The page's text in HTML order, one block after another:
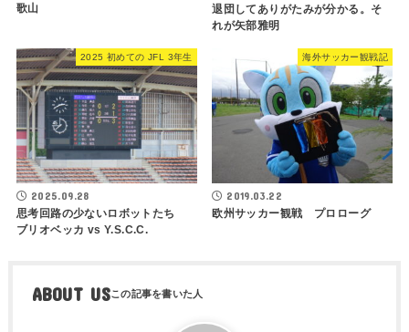
歌山
退団してありがたみが分かる。そ
れが矢部雅明
2025 初めての JFL 3年生
2025.09.28
思考回路の少ないロボットたち
ブリオベッカ vs Y.S.C.C.
海外サッカー観戦記
2019.03.22
欧州サッカー観戦 プロローグ
ABOUT US